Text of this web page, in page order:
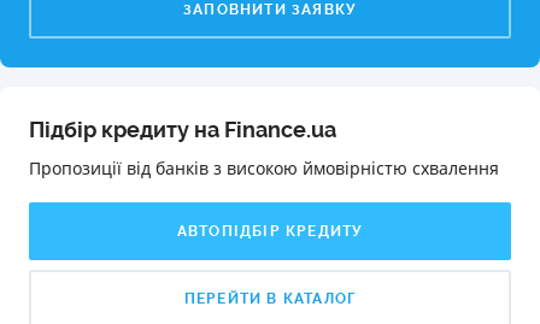
ЗАПОВНИТИ ЗАЯВКУ
Підбір кредиту на Finance.ua
Пропозиції від банків з високою ймовірністю схвалення️
АВТОПІДБІР КРЕДИТУ
ПЕРЕЙТИ В КАТАЛОГ